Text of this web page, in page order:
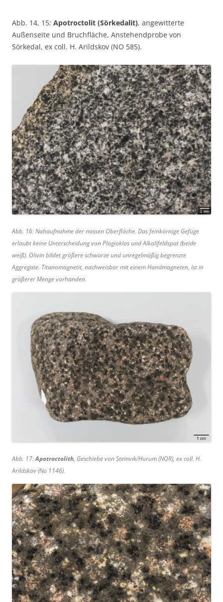
Abb. 14, 15: Apotroctolit (Sörkedalit), angewitterte
Außenseite und Bruchfläche, Anstehendprobe von
Sörkedal, ex coll. H. Arildskov (NO 585).
Abb. 16: Nahaufnahme der nassen Oberfläche. Das feinkörnige Gefüge
erlaubt keine Unterscheidung von Plagioklas und Alkalifeldspat (beide
weiß). Olivin bildet größere schwarze und unregelmäßig begrenzte
Aggregate. Titanomagnetit, nachweisbar mit einem Handmagneten, ist in
größerer Menge vorhanden.
Abb. 17:Apotroctolith, Geschiebe von Steinvik/Hurum (NOR), ex coll. H.
Arildskov (No 1146).